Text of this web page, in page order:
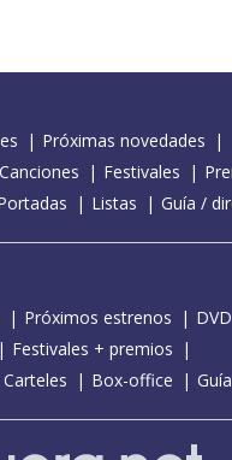
Próximas novedades
Canciones Festivales
Listas Guía /
Próximos estrenos
DVD
Festivales + premios
Carteles Box-office